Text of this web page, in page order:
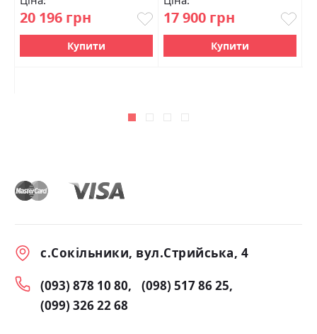
20 196 грн
Купити
17 900 грн
Купити
с.Сокільники, вул.Стрийська, 4
(093) 878 10 80
(098) 517 86 25
(099) 326 22 68